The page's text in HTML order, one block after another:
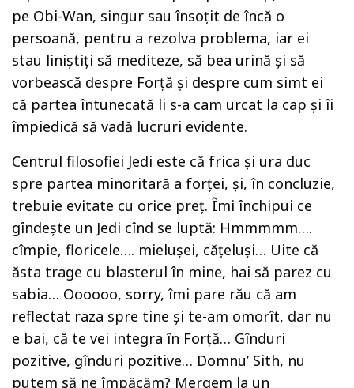
pe Obi-Wan, singur sau însoțit de încă o
persoană, pentru a rezolva problema, iar ei
stau liniștiți să mediteze, să bea urină și să
vorbească despre Forță și despre cum simt ei
că partea întunecată li s-a cam urcat la cap și îi
împiedică să vadă lucruri evidente.
Centrul filosofiei Jedi este că frica și ura duc
spre partea minoritară a forței, și, în concluzie,
trebuie evitate cu orice preț. Îmi închipui ce
gîndește un Jedi cînd se luptă: Hmmmmm….
cîmpie, floricele…. mielușei, cățeluși… Uite că
ăsta trage cu blasterul în mine, hai să parez cu
sabia… Oooooo, sorry, îmi pare rău că am
reflectat raza spre tine și te-am omorît, dar nu
e bai, că te vei integra în Forță… Gînduri
pozitive, gînduri pozitive… Domnu’ Sith, nu
putem să ne împăcăm? Mergem la un